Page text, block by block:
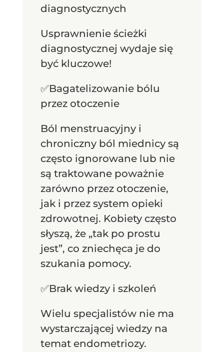
diagnostycznych
Usprawnienie ścieżki
diagnostycznej wydaje się
być kluczowe!
✅Bagatelizowanie bólu
przez otoczenie
Ból menstruacyjny i
chroniczny ból miednicy są
często ignorowane lub nie
są traktowane poważnie
zarówno przez otoczenie,
jak i przez system opieki
zdrowotnej. Kobiety często
słyszą, że „tak po prostu
jest”, co zniechęca je do
szukania pomocy.
✅Brak wiedzy i szkoleń
Wielu specjalistów nie ma
wystarczającej wiedzy na
temat endometriozy.